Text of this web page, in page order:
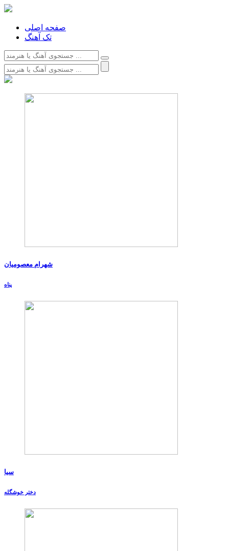
صفحه اصلی
تک آهنگ
شهرام معصومیان
پناه
سیا
دختر خوشگله